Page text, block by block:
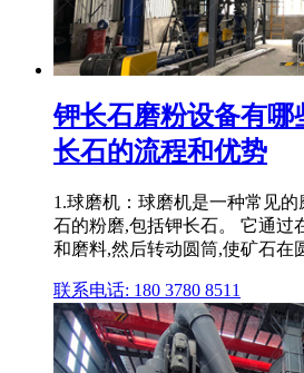
钾长石磨粉设备有哪
长石的流程和优势
1.球磨机：球磨机是一种常见
石的粉磨,包括钾长石。 它通过
和磨料,然后转动圆筒,使矿石在
联系电话: 180 3780 8511